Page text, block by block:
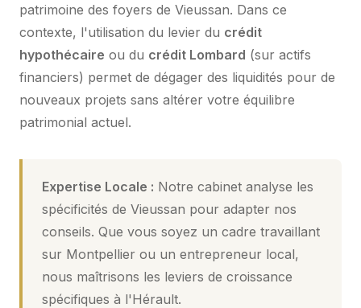
patrimoine des foyers de Vieussan. Dans ce
contexte, l'utilisation du levier du crédit
hypothécaire ou du crédit Lombard (sur actifs
financiers) permet de dégager des liquidités pour de
nouveaux projets sans altérer votre équilibre
patrimonial actuel.
Expertise Locale : Notre cabinet analyse les
spécificités de Vieussan pour adapter nos
conseils. Que vous soyez un cadre travaillant
sur Montpellier ou un entrepreneur local,
nous maîtrisons les leviers de croissance
spécifiques à l'Hérault.